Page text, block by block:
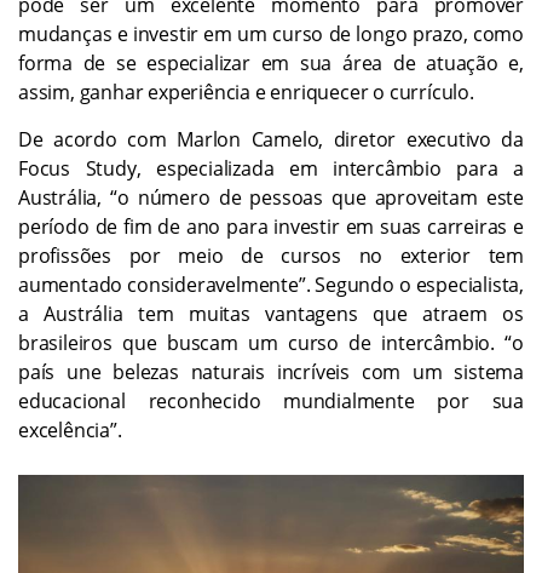
mudanças e investir em um curso de longo prazo, como
forma de se especializar em sua área de atuação e,
assim, ganhar experiência e enriquecer o currículo.
De acordo com Marlon Camelo, diretor executivo da
Focus Study, especializada em intercâmbio para a
Austrália, “o número de pessoas que aproveitam este
período de fim de ano para investir em suas carreiras e
profissões por meio de cursos no exterior tem
aumentado consideravelmente”. Segundo o especialista,
a Austrália tem muitas vantagens que atraem os
brasileiros que buscam um curso de intercâmbio. “o
país une belezas naturais incríveis com um sistema
educacional reconhecido mundialmente por sua
excelência”.